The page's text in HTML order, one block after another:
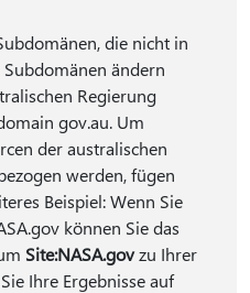
die nicht in
ändern
Regierung
gov.au. Um
der australischen
werden, fügen
Beispiel: Wenn Sie
können Sie das
Site:NASA.govzu Ihrer
Ihre Ergebnisse auf